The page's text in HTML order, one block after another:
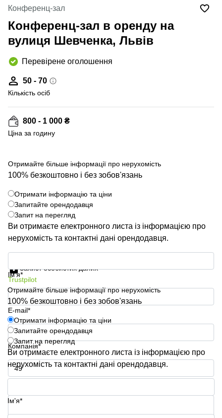
Конференц-зал
Конференц-зал в оренду на
вулиця Шевченка, Львів
Перевірене оголошення
50 - 70
Кількість осіб
800 - 1 000 ₴
Ціна за годину
Отримайте більше інформації про нерухомість
100% безкоштовно і без зобов'язань
Отримати інформацію та ціни
Запитайте орендодавця
Запит на перегляд
Ви отримаєте електронного листа із інформацією про
нерухомість та контактні дані орендодавця.
Ім'я*
E-mail*
Компанія*
Номер телефону*
Захист особистих даних
Trustpilot
Отримайте більше інформації про нерухомість
100% безкоштовно і без зобов'язань
Отримати інформацію та ціни
Запитайте орендодавця
Запит на перегляд
Ви отримаєте електронного листа із інформацією про
нерухомість та контактні дані орендодавця.
Ім'я*